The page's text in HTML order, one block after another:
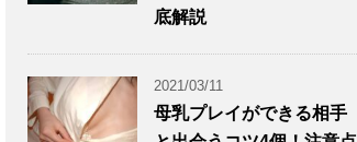
底解説
2021/03/11
母乳プレイができる相手